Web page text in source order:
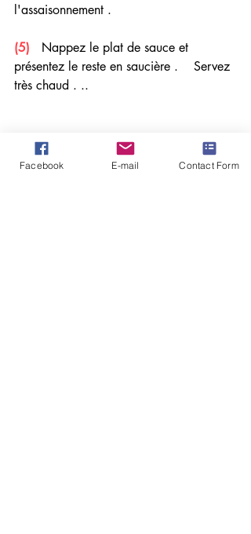
l'assaisonnement .
(5) Nappez le plat de sauce et
présentez le reste en saucière .    Servez
très chaud . ..
Facebook E-mail Contact Form